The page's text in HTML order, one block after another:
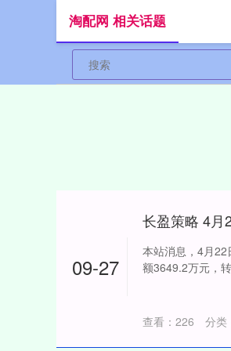
淘配网 相关话题
09-27
本站消息，4月
额3649.2万元，
查看： 226 分类